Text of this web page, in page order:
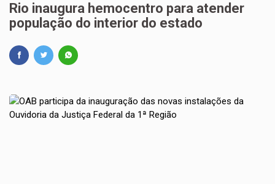
Rio inaugura hemocentro para atender
população do interior do estado